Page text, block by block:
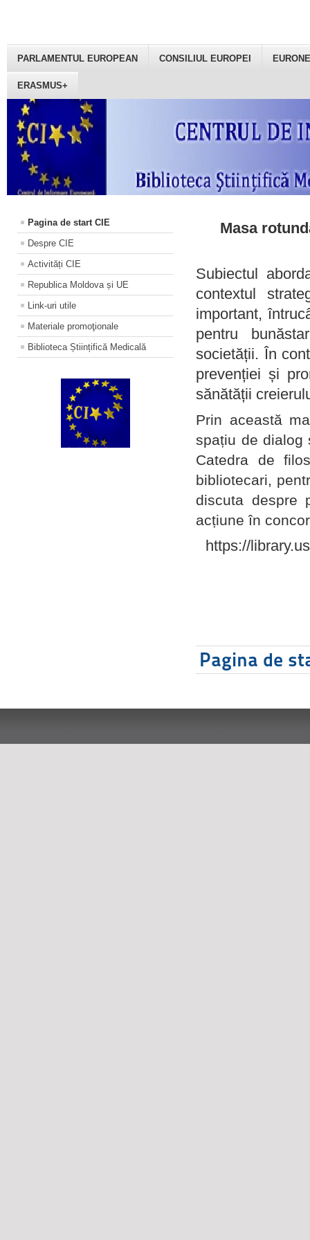
PARLAMENTUL EUROPEAN CONSILIUL EUROPEI
ERASMUS+
Pagina de start CIE
Despre CIE
Activități CIE
Republica Moldova și UE
Link-uri utile
Materiale promoţionale
Biblioteca Științifică Medicală
Masa
Subiectul
contextul
important,
pentru
societății. În
prevenției și
sănătății
Prin această
spațiu de dialog
Catedra de
bibliotecari,
discuta despre
acțiune în
https://
Pagina de